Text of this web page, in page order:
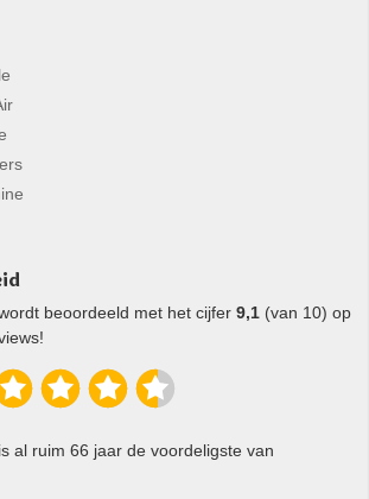
beoordeeld met het cijfer 9,1 (van 10) op
is al ruim 66 jaar de voordeligste van